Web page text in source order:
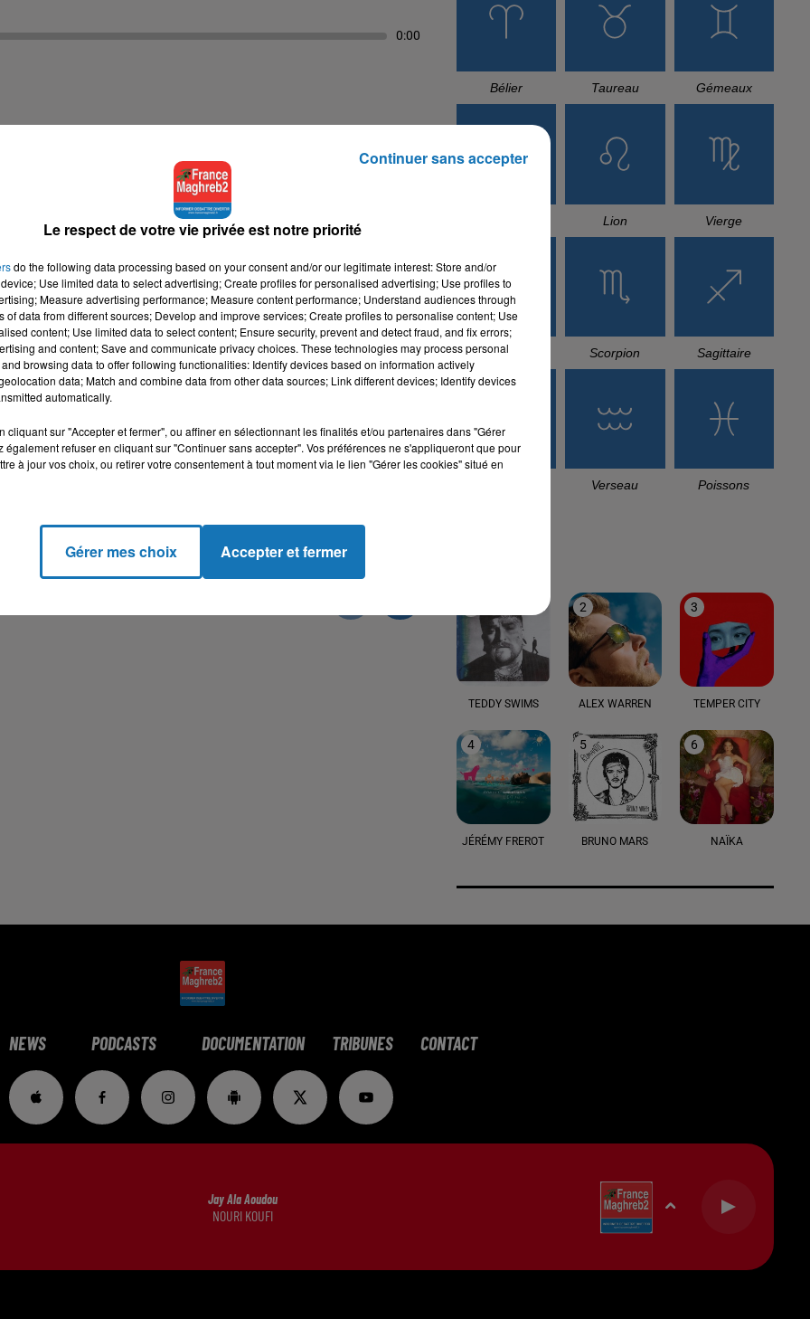
0:00
Bélier Taureau Gémeaux
Lion Vierge
Balance Scorpion Sagittaire
Verseau Poissons
TEDDY SWIMS
2
ALEX WARREN
3
TEMPER CITY
4
JÉRÉMY FREROT
5
BRUNO MARS
6
NAÏKA
NEWS PODCASTS DOCUMENTATION TRIBUNES CONTACT
Jay Ala Aoudou
NOURI KOUFI
Le respect de votre vie privée est notre priorité
do the following data processing based on your consent and/or our legitimate interest: Store and/or
Use limited data to select advertising; Create profiles for personalised advertising; Use profiles to
Measure advertising performance; Measure content performance; Understand audiences through
of data from different sources; Develop and improve services; Create profiles to personalise content; Use
content; Use limited data to select content; Ensure security, prevent and detect fraud, and fix errors;
and content; Save and communicate privacy choices. These technologies may process personal
browsing data to offer following functionalities: Identify devices based on information actively
data; Match and combine data from other data sources; Link different devices; Identify devices
automatically.
cliquant sur "Accepter et fermer", ou affiner en sélectionnant les finalités et/ou partenaires dans "Gérer
également refuser en cliquant sur "Continuer sans accepter". Vos préférences ne s'appliqueront que pour
à jour vos choix, ou retirer votre consentement à tout moment via le lien "Gérer les cookies" situé en
Gérer mes choix Accepter et fermer
Continuer sans accepter